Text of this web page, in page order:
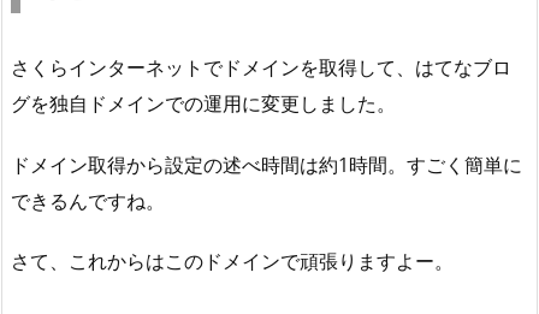
さくらインターネットでドメインを取得して、はてなブロ
グを独自ドメインでの運用に変更しました。
ドメイン取得から設定の述べ時間は約1時間。すごく簡単に
できるんですね。
さて、これからはこのドメインで頑張りますよー。